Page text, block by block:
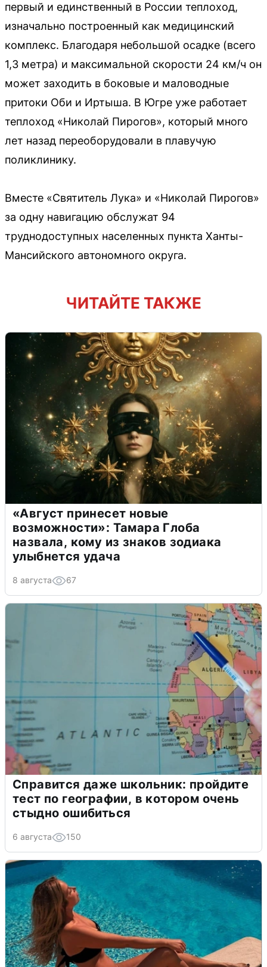
первый и единственный в России теплоход,
изначально построенный как медицинский
комплекс. Благодаря небольшой осадке (всего
1,3 метра) и максимальной скорости 24 км/ч он
может заходить в боковые и маловодные
притоки Оби и Иртыша. В Югре уже работает
теплоход «Николай Пирогов», который много
лет назад переоборудовали в плавучую
поликлинику.
Вместе «Святитель Лука» и «Николай Пирогов»
за одну навигацию обслужат 94
труднодоступных населенных пункта Ханты-
Мансийского автономного округа.
ЧИТАЙТЕ ТАКЖЕ
«Август принесет новые
возможности»: Тамара Глоба
назвала, кому из знаков зодиака
улыбнется удача
8 августа 67
Справится даже школьник: пройдите
тест по географии, в котором очень
стыдно ошибиться
6 августа 150